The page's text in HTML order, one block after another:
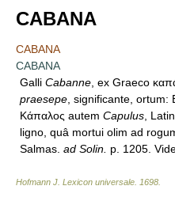
CABANA
CABANA
CABANA
Galli Cabanne , ex Graeco
praesepe , significante,
Κάπαλος autem Capulus ,
ligno, quâ mortui olim ad
Salmas. ad Solin. p. 1205.
Hofmann J. Lexicon universale 1698